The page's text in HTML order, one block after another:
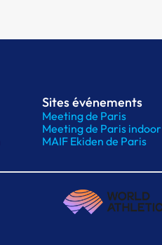
Sites événements
Meeting de Paris
Meeting de Paris indoor
MAIF Ekiden de Paris